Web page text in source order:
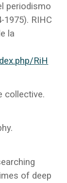
periodismo
RIHC
la
RiH
collective.
of deep